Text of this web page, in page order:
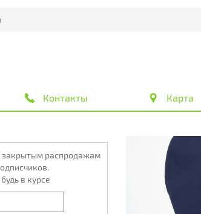
Контакты Карта
закрытым распродажам
в курсе